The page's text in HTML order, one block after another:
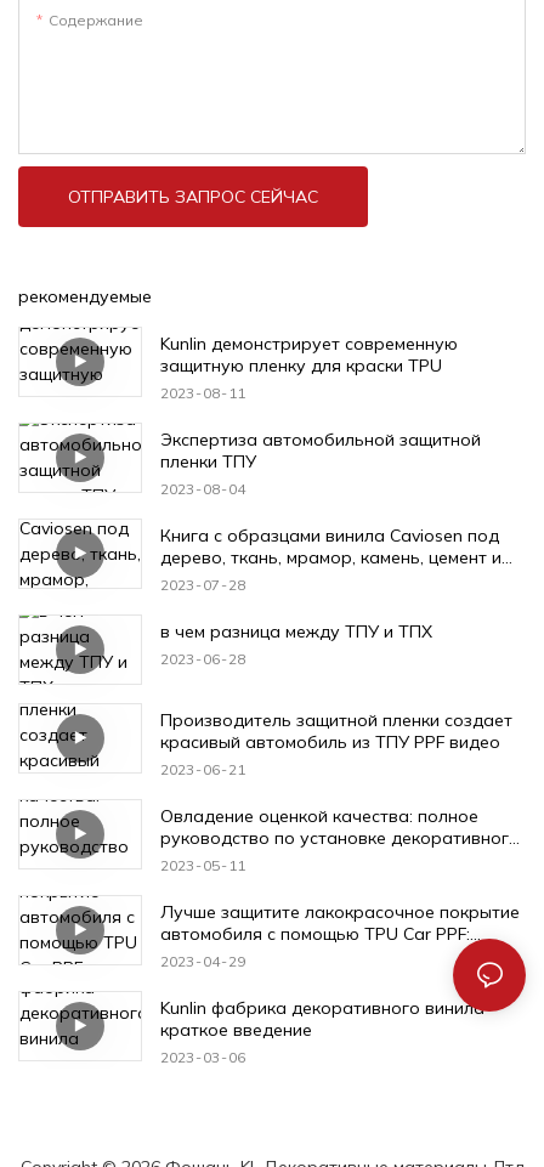
Содержание
ОТПРАВИТЬ ЗАПРОС СЕЙЧАС
рекомендуемые
Kunlin демонстрирует современную
защитную пленку для краски TPU
2023 08 11
Экспертиза автомобильной защитной
пленки ТПУ
2023 08 04
Книга с образцами винила Caviosen под
дерево, ткань, мрамор, камень, цемент и
металл.
2023 07 28
в чем разница между ТПУ и ТПХ
2023 06 28
Производитель защитной пленки создает
красивый автомобиль из ТПУ PPF видео
2023 06 21
Овладение оценкой качества: полное
руководство по установке декоративного
винила Kunlin
2023 05 11
Лучше защитите лакокрасочное покрытие
автомобиля с помощью TPU Car PPF:
почувствуйте ощущение после опыта!
2023 04 29
Kunlin фабрика декоративного винила
краткое введение
2023 03 06